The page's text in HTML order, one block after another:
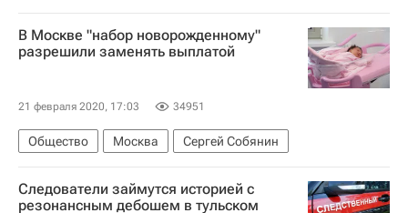
Оскар (премия)
Дональд Трамп
Мун Чжэ Ин
Пон Чжун Хо
В Москве "набор новорожденному"
разрешили заменять выплатой
21 февраля 2020, 17:03 34951
Общество Москва Сергей Собянин
Следователи займутся историей с
резонансным дебошем в тульском